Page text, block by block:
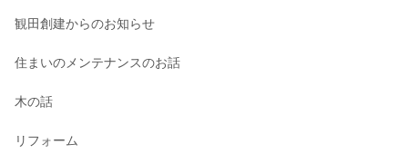
観田創建からのお知らせ
住まいのメンテナンスのお話
木の話
リフォーム